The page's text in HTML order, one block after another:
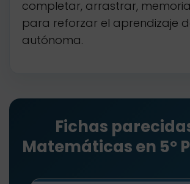
completar, arrastrar,
para reforzar el aprendizaje
autónoma.
Fichas
Matemáticas en 5º